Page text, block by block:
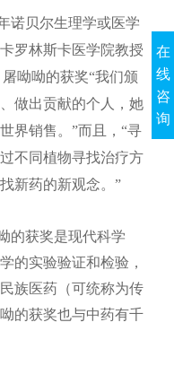
诺贝尔生理学或医学
罗林斯卡医学院教授
屠呦呦的获奖“我们颁
做出贡献的个人，她
界销售。”而且，“寻
不同植物寻找治疗方
新药的新观念。”
的获奖是现代科学
的实验验证和检验，
族医药（可统称为传
的获奖也与中药有千
在
线
咨
询